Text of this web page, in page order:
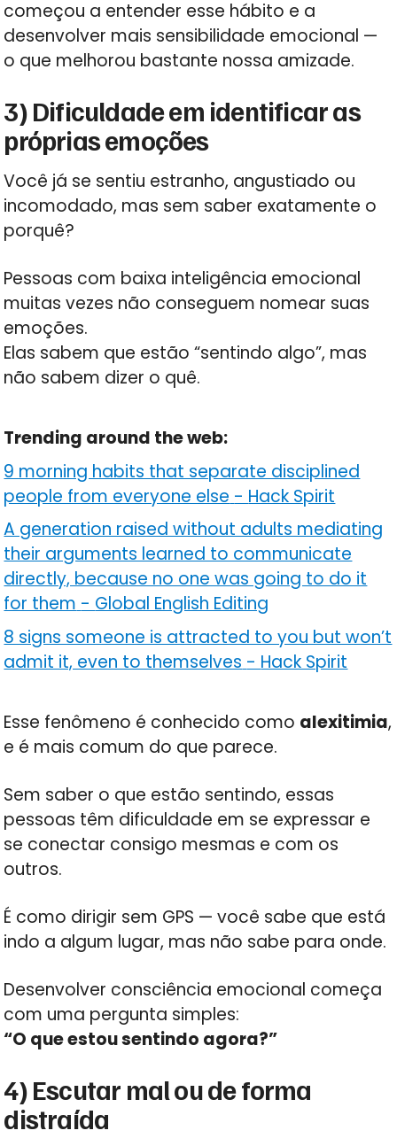
começou a entender esse hábito e a
desenvolver mais sensibilidade emocional —
o que melhorou bastante nossa amizade.
3) Dificuldade em identificar as
próprias emoções
Você já se sentiu estranho, angustiado ou
incomodado, mas sem saber exatamente o
porquê?
Pessoas com baixa inteligência emocional
muitas vezes não conseguem nomear suas
emoções.
Elas sabem que estão “sentindo algo”, mas
não sabem dizer o quê.
Trending around the web:
9 morning habits that separate disciplined
people from everyone else - Hack Spirit
A generation raised without adults mediating
their arguments learned to communicate
directly, because no one was going to do it
for them-Global English Editing
8 signs someone is attracted to you but won’t
admit it, even to themselves - Hack Spirit
Esse fenômeno é conhecido como alexitimia,
e é mais comum do que parece.
Sem saber o que estão sentindo, essas
pessoas têm dificuldade em se expressar e
se conectar consigo mesmas e com os
outros.
É como dirigir sem GPS — você sabe que está
indo a algum lugar, mas não sabe para onde.
Desenvolver consciência emocional começa
com uma pergunta simples:
“O que estou sentindo agora?”
4) Escutar mal ou de forma
distraída